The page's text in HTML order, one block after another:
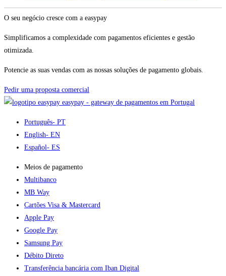
O seu negócio cresce com a easypay
Simplificamos a complexidade com pagamentos eficientes e gestão
otimizada.
Potencie as suas vendas com as nossas soluções de pagamento globais.
Pedir uma proposta comercial
easypay - gateway de pagamentos em Portugal
Português- PT
English- EN
Español- ES
Meios de pagamento
Multibanco
MB Way
Cartões Visa & Mastercard
Apple Pay
Google Pay
Samsung Pay
Débito Direto
Transferência bancária com Iban Digital